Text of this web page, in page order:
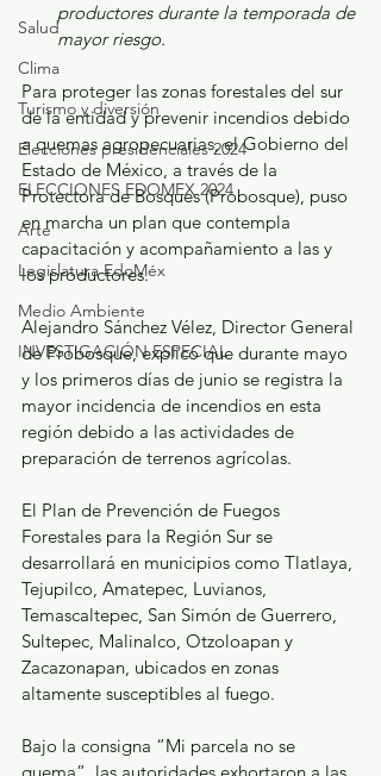
Salud
Clima
Turismo y diversión
Elecciones presidenciales 2024
ELECCIONES EDOMEX 2024
Arte
Legislatura EdoMéx
Medio Ambiente
INVESTIGACIÓN ESPECIAL
productores durante la temporada de
mayor riesgo.
Para proteger las zonas forestales del sur
de la entidad y prevenir incendios debido
a quemas agropecuarias, el Gobierno del
Estado de México, a través de la
Protectora de Bosques (Probosque), puso
en marcha un plan que contempla
capacitación y acompañamiento a las y
los productores.
Alejandro Sánchez Vélez, Director General
de Probosque, explicó que durante mayo
y los primeros días de junio se registra la
mayor incidencia de incendios en esta
región debido a las actividades de
preparación de terrenos agrícolas.
El Plan de Prevención de Fuegos
Forestales para la Región Sur se
desarrollará en municipios como Tlatlaya,
Tejupilco, Amatepec, Luvianos,
Temascaltepec, San Simón de Guerrero,
Sultepec, Malinalco, Otzoloapan y
Zacazonapan, ubicados en zonas
altamente susceptibles al fuego.
Bajo la consigna “Mi parcela no se